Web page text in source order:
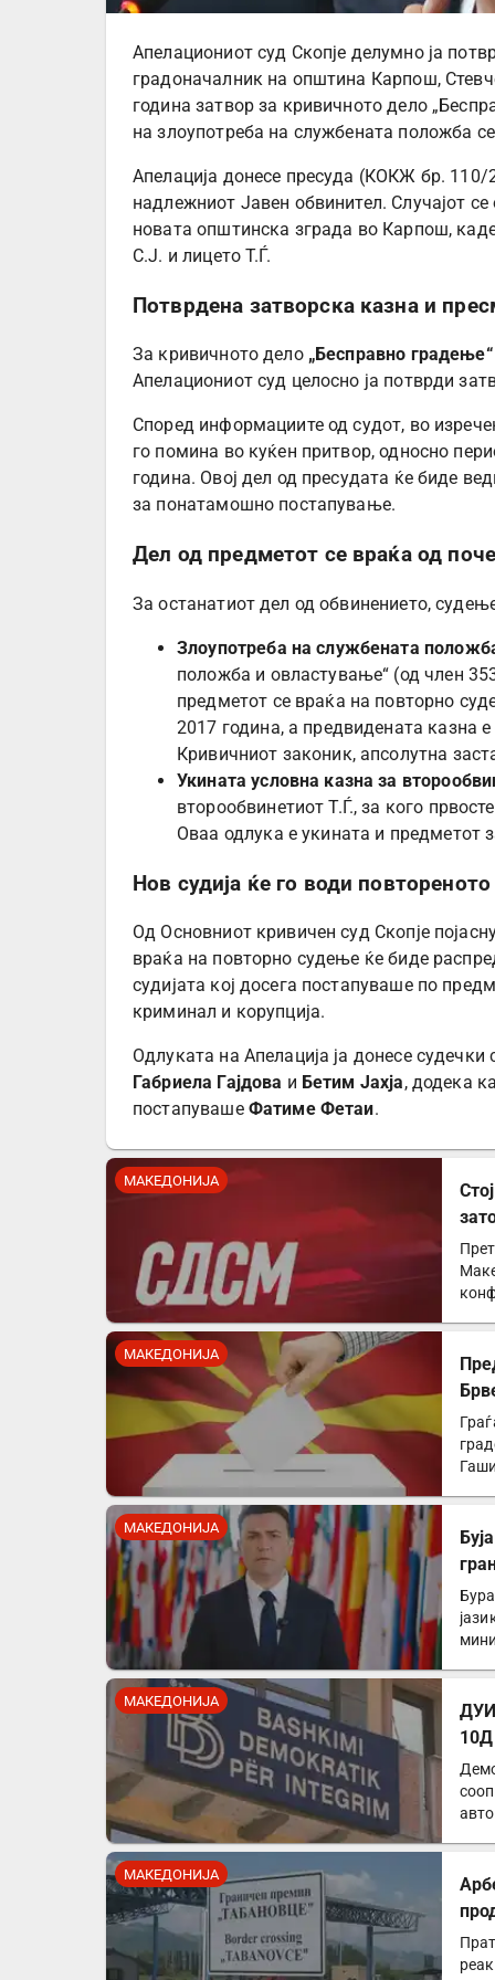
Апелациониот суд Скопје делумно ја
градоначалник на општина Карпош,
година затвор за кривичното дело
на злоупотреба на службената положба
Апелација донесе пресуда (КОКЖ бр. 110/
надлежниот Јавен обвинител. Случајот
новата општинска зграда во Карпош,
С.Ј. и лицето Т.Ѓ.
Потврдена затворска казна и
За кривичното дело „Бесправно градење“
Апелациониот суд целосно ја потврди
Според информациите од судот, во
го помина во куќен притвор, односно
година. Овој дел од пресудата ќе биде
за понатамошно постапување.
Дел од предметот се враќа од
За останатиот дел од обвинението,
Злоупотреба на службената
положба и овластување“ (од член
предметот се враќа на повторно
2017 година, а предвидената казна
Кривичниот законик, апсолутна
Укината условна казна за
второобвинетиот Т.Ѓ., за кого
Оваа одлука е укината и предметот
Нов судија ќе го води
Од Основниот кривичен суд Скопје
враќа на повторно судење ќе биде
судијата кој досега постапуваше по
криминал и корупција.
Одлуката на Апелација ја донесе
Габриела Гајдова и Бетим Јахја, додека
постапуваше Фатиме Фетаи.
МАКЕДОНИЈА
ќе
МАКЕДОНИЈА
МАКЕДОНИЈА
МАКЕДОНИЈА
ДУИ
МАКЕДОНИЈА